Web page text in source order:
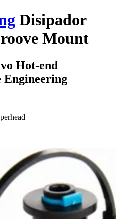
Disipador
Mount
Hot-end
Engineering